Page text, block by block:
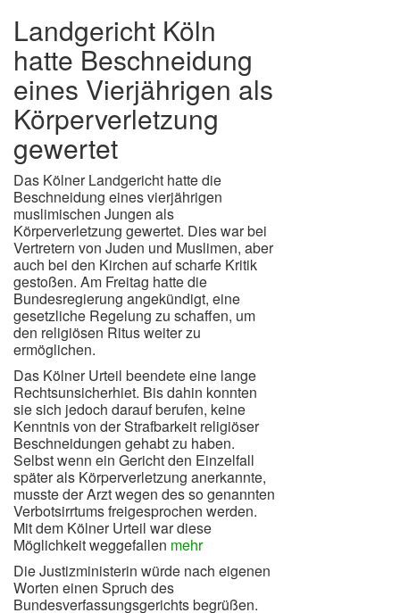
Landgericht Köln
hatte Beschneidung
eines Vierjährigen als
Körperverletzung
gewertet
Das Kölner Landgericht hatte die
Beschneidung eines vierjährigen
muslimischen Jungen als
Körperverletzung gewertet. Dies war bei
Vertretern von Juden und Muslimen, aber
auch bei den Kirchen auf scharfe Kritik
gestoßen. Am Freitag hatte die
Bundesregierung angekündigt, eine
gesetzliche Regelung zu schaffen, um
den religiösen Ritus weiter zu
ermöglichen.
Das Kölner Urteil beendete eine lange
Rechtsunsicherhiet. Bis dahin konnten
sie sich jedoch darauf berufen, keine
Kenntnis von der Strafbarkeit religiöser
Beschneidungen gehabt zu haben.
Selbst wenn ein Gericht den Einzelfall
später als Körperverletzung anerkannte,
musste der Arzt wegen des so genannten
Verbotsirrtums freigesprochen werden.
Mit dem Kölner Urteil war diese
Möglichkeit weggefallen mehr
Die Justizministerin würde nach eigenen
Worten einen Spruch des
Bundesverfassungsgerichts begrüßen.